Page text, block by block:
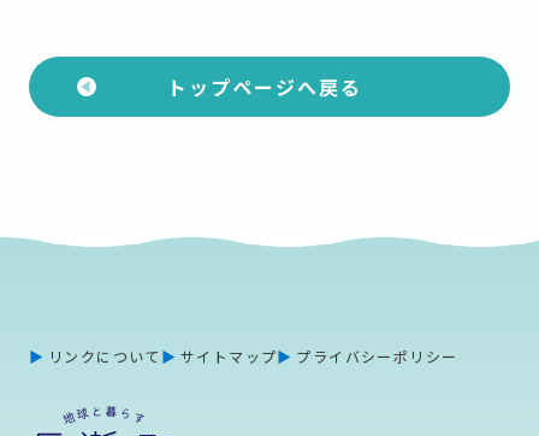
トップページへ戻る
リンクについて サイトマップ プライバシーポリシー